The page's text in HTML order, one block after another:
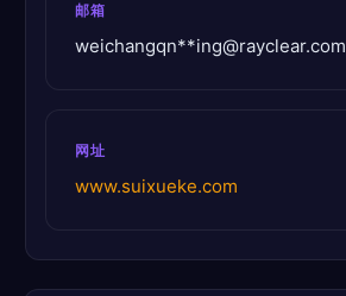
邮箱
weichangqn**ing@rayclear.com
网址
www.suixueke.com